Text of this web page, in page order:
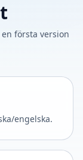
första version
engelska.